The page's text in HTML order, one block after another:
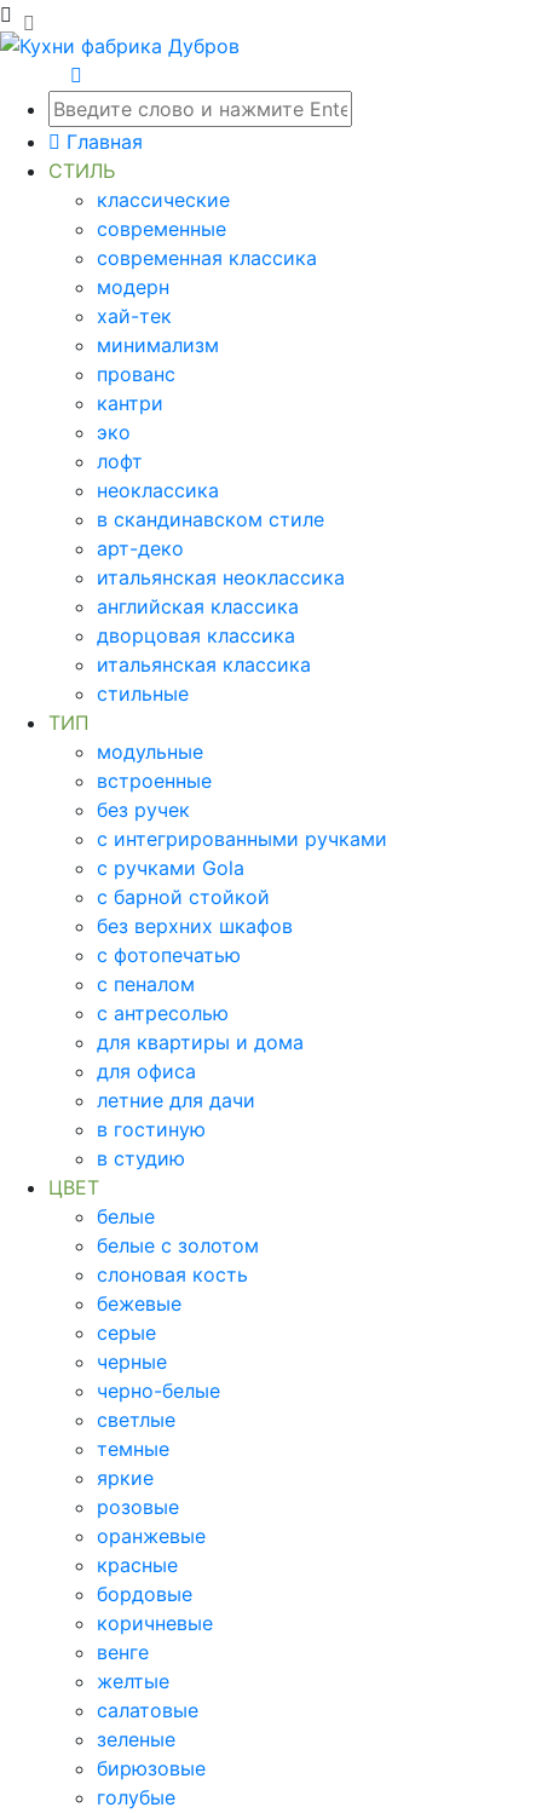
Главная
СТИЛЬ
классические
современные
современная классика
модерн
хай-тек
минимализм
прованс
кантри
эко
лофт
неоклассика
в скандинавском стиле
арт-деко
итальянская неоклассика
английская классика
дворцовая классика
итальянская классика
стильные
ТИП
модульные
встроенные
без ручек
с интегрированными ручками
с ручками Gola
с барной стойкой
без верхних шкафов
с фотопечатью
с пеналом
с антресолью
для квартиры и дома
для офиса
летние для дачи
в гостиную
в студию
ЦВЕТ
белые
белые с золотом
слоновая кость
бежевые
серые
черные
черно-белые
светлые
темные
яркие
розовые
оранжевые
красные
бордовые
коричневые
венге
желтые
салатовые
зеленые
бирюзовые
голубые